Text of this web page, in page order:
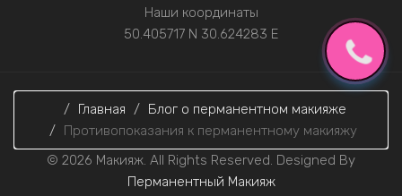
Наши координаты
50.405717 N 30.624283 E
Главная
Блог о перманентном макияже
Противопоказания к перманентному макияжу
© 2026 Макияж. All Rights Reserved. Designed By
Перманентный Макияж